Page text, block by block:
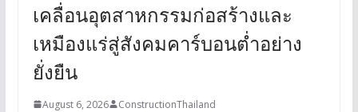
เคลื่อนอุตสาหกรรมก่อสร้างและ
เหมืองแร่สู่สังคมคาร์บอนต่ำอย่าง
ยั่งยืน
August 6, 2026 ConstructionThailand